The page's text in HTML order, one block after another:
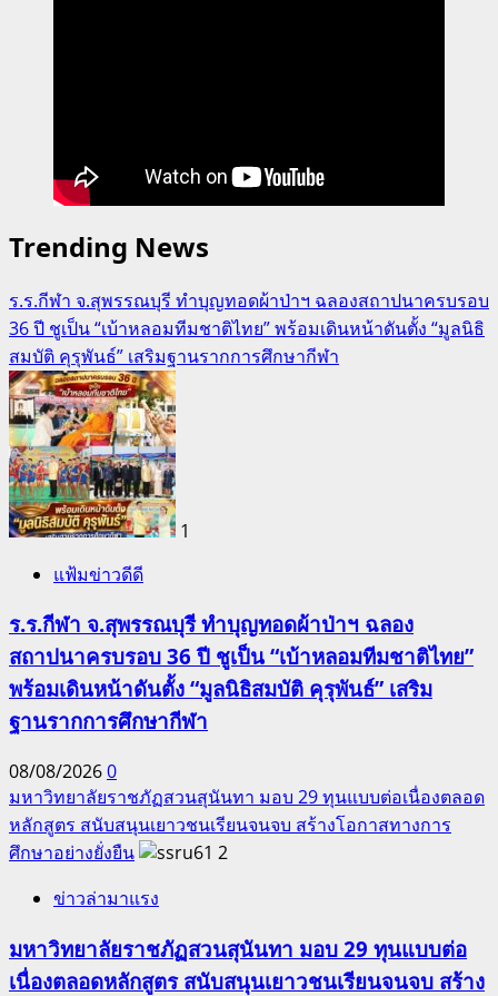
Trending News
ร.ร.กีฬา จ.สุพรรณบุรี ทำบุญทอดผ้าป่าฯ ฉลองสถาปนาครบรอบ
36 ปี ชูเป็น “เบ้าหลอมทีมชาติไทย” พร้อมเดินหน้าดันตั้ง “มูลนิธิ
สมบัติ คุรุพันธ์” เสริมฐานรากการศึกษากีฬา
1
แฟ้มข่าวดีดี
ร.ร.กีฬา จ.สุพรรณบุรี ทำบุญทอดผ้าป่าฯ ฉลอง
สถาปนาครบรอบ 36 ปี ชูเป็น “เบ้าหลอมทีมชาติไทย”
พร้อมเดินหน้าดันตั้ง “มูลนิธิสมบัติ คุรุพันธ์” เสริม
ฐานรากการศึกษากีฬา
08/08/20260
มหาวิทยาลัยราชภัฏสวนสุนันทา มอบ 29 ทุนแบบต่อเนื่องตลอด
หลักสูตร สนับสนุนเยาวชนเรียนจนจบ สร้างโอกาสทางการ
ศึกษาอย่างยั่งยืน
2
ข่าวล่ามาแรง
มหาวิทยาลัยราชภัฏสวนสุนันทา มอบ 29 ทุนแบบต่อ
เนื่องตลอดหลักสูตร สนับสนุนเยาวชนเรียนจนจบ สร้าง